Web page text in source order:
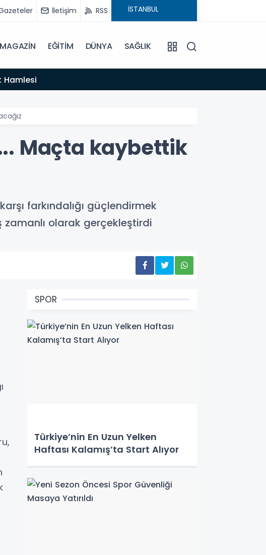
İletişim RSS
MAGAZİN EĞİTİM DÜNYA SAĞLIK
Hamlesi
Maçta kaybettik
farkındalığı güçlendirmek
zamanlı olarak gerçekleştirdi
SPOR
Türkiye’nin En Uzun Yelken
Haftası Kalamış’ta Start Alıyor